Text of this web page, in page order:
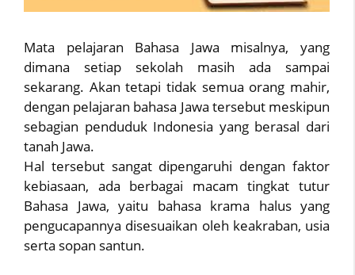
Mata pelajaran Bahasa Jawa misalnya, yang
dimana setiap sekolah masih ada sampai
sekarang. Akan tetapi tidak semua orang mahir,
dengan pelajaran bahasa Jawa tersebut meskipun
sebagian penduduk Indonesia yang berasal dari
tanah Jawa.
Hal tersebut sangat dipengaruhi dengan faktor
kebiasaan, ada berbagai macam tingkat tutur
Bahasa Jawa, yaitu bahasa krama halus yang
pengucapannya disesuaikan oleh keakraban, usia
serta sopan santun.